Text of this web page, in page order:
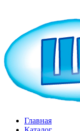
Главная